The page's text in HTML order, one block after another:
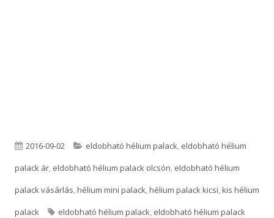
P
u
b
l
2016-09-02
C
a
t
e
eldobható hélium palack, eldobható hélium
palack ár, eldobható hélium palack olcsón, eldobható hélium
palack vásárlás,hélium mini palack,hélium palack kicsi,kis hélium
palack
T
eldobható hélium palack, eldobható hélium palack